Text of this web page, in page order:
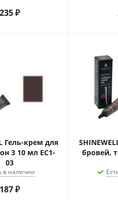
235₽
Гель-крем для
3 10 мл EC1-
03
в наличии
187₽
бровей,